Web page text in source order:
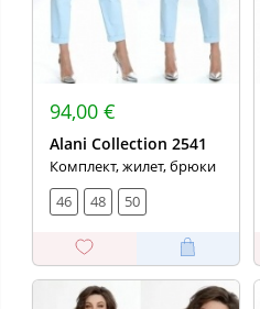
94,00 €
Alani Collection 2541
Комплект, жилет, брюки
46
48 50